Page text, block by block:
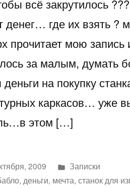
всё закрутилось
денег… где их взять ?
прочитает мою
за малым, думать
на покупку
каркасов… уже
этом […]
2009
Написано
в
Записки
, деньги, мечта,станок для